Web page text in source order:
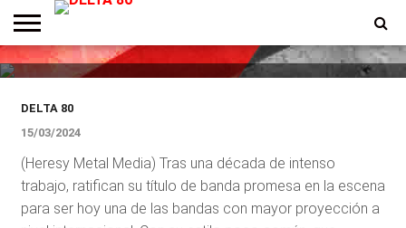
ENTREVISTAS
PREMIOS
PRODUCCIONES
PROGRAMACION
CONTACTO
HOMEPAGE
InnerForce festeja sus 10 años
en The Roxy Live
DELTA 80
15/03/2024
(Heresy Metal Media) Tras una década de intenso
trabajo, ratifican su título de banda promesa en la escena
para ser hoy una de las bandas con mayor proyección a